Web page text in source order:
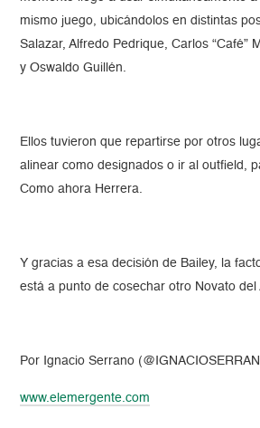
mismo juego, ubicándolos en distintas
Salazar, Alfredo Pedrique, Carlos “Café”
y Oswaldo Guillén.
Ellos tuvieron que repartirse por otros
alinear como designados o ir al outfield,
Como ahora Herrera.
Y gracias a esa decisión de Bailey, la
está a punto de cosechar otro Novato del
Por Ignacio Serrano
www.elemergente.com